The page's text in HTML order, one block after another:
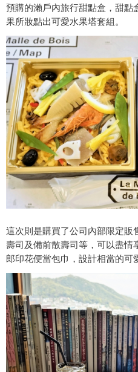
預購的瀨戶內旅行甜點盒，甜點
果所妝點出可愛水果塔套組。
這次則是購買了公司內部限定販
壽司及備前散壽司等，可以盡情
郎印花便當包巾，設計相當的可